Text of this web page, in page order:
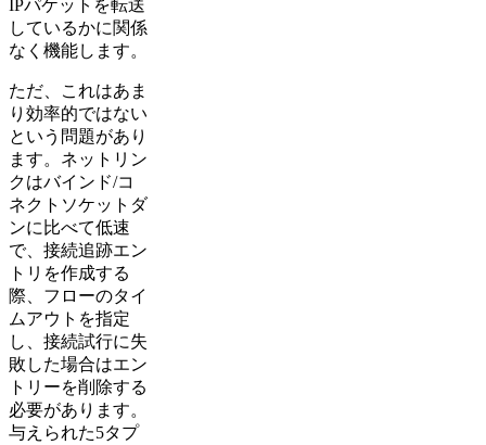
IPパケットを転送
しているかに関係
なく機能します。
ただ、これはあま
り効率的ではない
という問題があり
ます。ネットリン
クはバインド/コ
ネクトソケットダ
ンに比べて低速
で、接続追跡エン
トリを作成する
際、フローのタイ
ムアウトを指定
し、接続試行に失
敗した場合はエン
トリーを削除する
必要があります。
与えられた5タプ